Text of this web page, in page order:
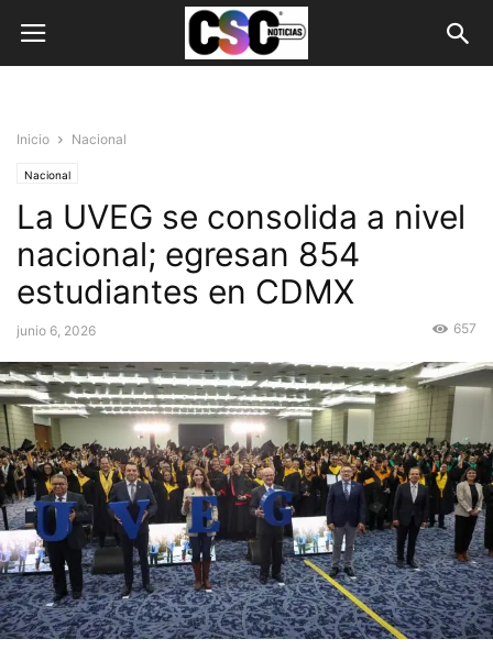
Inicio Nacional
Nacional
La UVEG se consolida a nivel
nacional; egresan 854
estudiantes en CDMX
junio 6, 2026 657